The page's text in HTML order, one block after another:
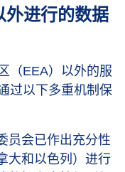
外进行的数据
（EEA）以外的服
过以下多重机制保
员会已作出充分性
大和以色列）进行